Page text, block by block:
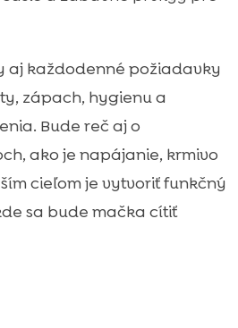
aj každodenné požiadavky
zápach, hygienu a
Bude reč aj o
ako je napájanie, krmivo
cieľom je vytvoriť funkčný
sa bude mačka cítiť